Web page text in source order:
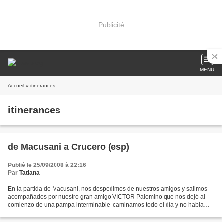
Publicité
MENU
Accueil » itinerances
itinerances
de Macusani a Crucero (esp)
Publié le 25/09/2008 à 22:16
Par Tatiana
En la partida de Macusani, nos despedimos de nuestros amigos y salimos
acompañados por nuestro gran amigo VICTOR Palomino que nos dejó al
comienzo de una pampa interminable, caminamos todo el día y no habia